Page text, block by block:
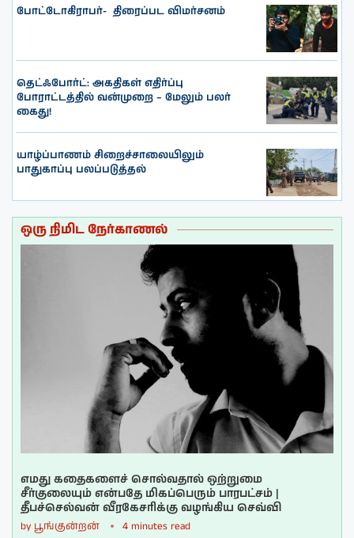
போட்டோகிராபர்- ‌ திரைப்பட விமர்சனம்
தெட்ஃபோர்ட்: அகதிகள் எதிர்ப்பு
போராட்டத்தில் வன்முறை – மேலும் பலர்
கைது!
யாழ்ப்பாணம் சிறைச்சாலையிலும்
பாதுகாப்பு பலப்படுத்தல்
ஒரு நிமிட நேர்காணல்
எமது கதைகளைச் சொல்வதால் ஒற்றுமை
சீர்குலையும் என்பதே மிகப்பெரும் பாரபட்சம் |
தீபச்செல்வன் வீரகேசரிக்கு வழங்கிய செவ்வி
by பூங்குன்றன் 4 minutes read